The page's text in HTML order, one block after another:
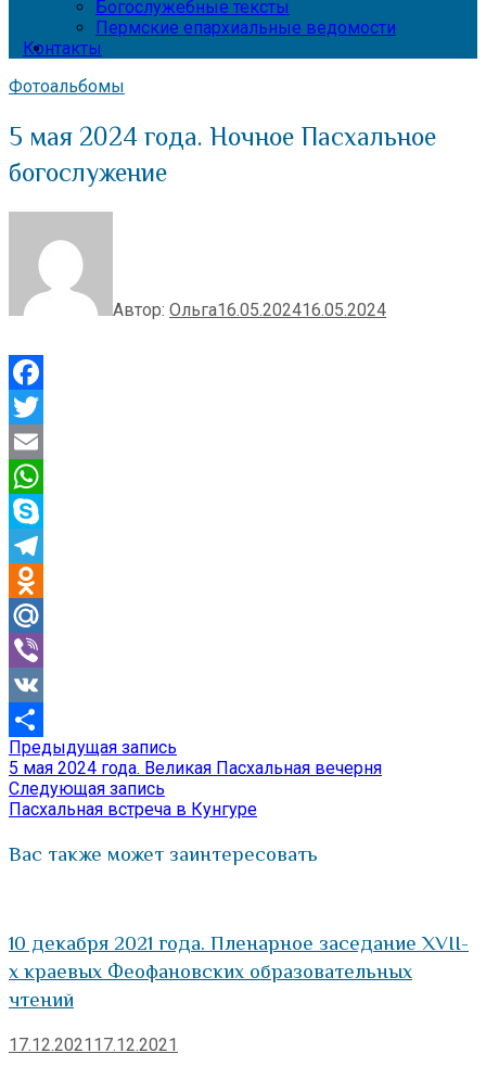
Богослужебные тексты
Пермские епархиальные ведомости
Контакты
Фотоальбомы
5 мая 2024 года. Ночное Пасхальное
богослужение
Автор: Ольга16.05.202416.05.2024
Facebook
Twitter
Email
WhatsApp
Skype
Telegram
Odnoklassniki
Mail.Ru
Viber
VK
Отправить
Навигация
по
записям
Предыдущая запись
запись:
5 мая 2024 года. Великая Пасхальная вечерня
Следующая запись
запись:
Пасхальная встреча в Кунгуре
Вас также может заинтересовать
10 декабря 2021 года. Пленарное заседание XVII-
х краевых Феофановских образовательных
чтений
17.12.2021 17.12.2021